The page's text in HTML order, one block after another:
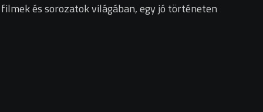
és sorozatok világában, egy jó történeten